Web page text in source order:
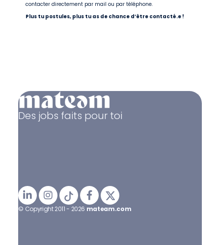
contacter directement par mail ou par téléphone.
Plus tu postules, plus tu as de chance d’être contacté.e !
Des jobs faits pour toi
© Copyright 2011 - 2026 mateam.com